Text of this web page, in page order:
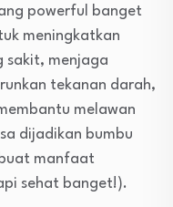
powerful banget
meningkatkan
sakit, menjaga
tekanan darah,
melawan
dijadikan bumbu
manfaat
sehat banget!).